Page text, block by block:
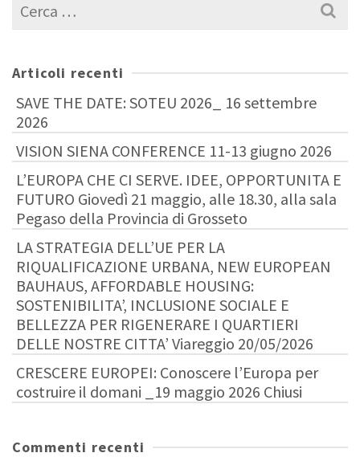
per:
Articoli recenti
SAVE THE DATE: SOTEU 2026_ 16 settembre
2026
VISION SIENA CONFERENCE 11-13 giugno 2026
L’EUROPA CHE CI SERVE. IDEE, OPPORTUNITA E
FUTURO Giovedì 21 maggio, alle 18.30, alla sala
Pegaso della Provincia di Grosseto
LA STRATEGIA DELL’UE PER LA
RIQUALIFICAZIONE URBANA, NEW EUROPEAN
BAUHAUS, AFFORDABLE HOUSING:
SOSTENIBILITA’, INCLUSIONE SOCIALE E
BELLEZZA PER RIGENERARE I QUARTIERI
DELLE NOSTRE CITTA’ Viareggio 20/05/2026
CRESCERE EUROPEI: Conoscere l’Europa per
costruire il domani _19 maggio 2026 Chiusi
Commenti recenti